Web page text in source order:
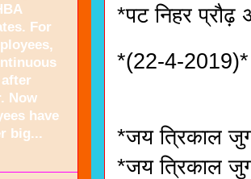
*पट निहर प्रौढ़
*(22-4-2019)*
*जय त्रिकाल
*जय त्रिकाल
For
Now
have
big...